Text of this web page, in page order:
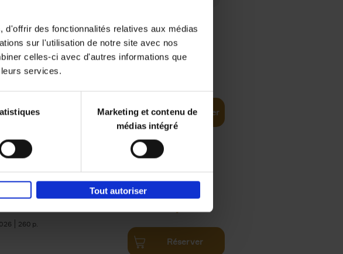
d'offrir des fonctionnalités relatives aux médias
sur l'utilisation de notre site avec nos
celles-ci avec d'autres informations que
services.
Marketing et contenu de
médias intégré
Tout autoriser
a PRO -
edition (EN)
Ajouter au panier
260
€34,99
Réserver